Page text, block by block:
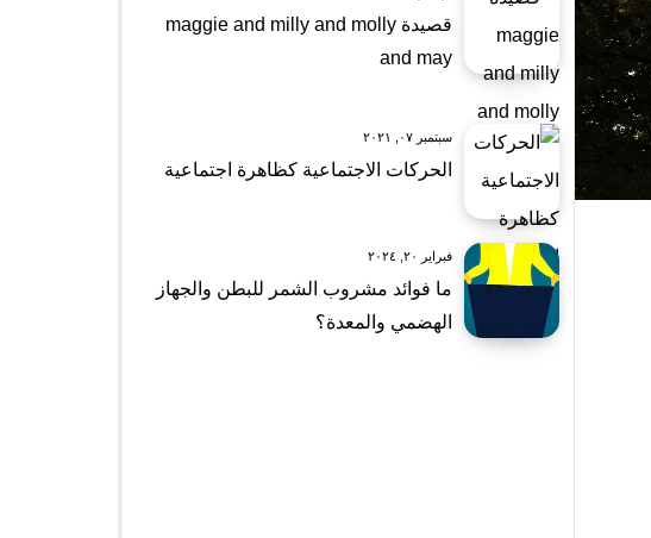
قصيدة maggie and milly and molly
and may
سبتمبر ٠٧, ٢٠٢١
الحركات الاجتماعية كظاهرة اجتماعية
فبراير ٢٠, ٢٠٢٤
ما فوائد مشروب الشمر للبطن والجهاز
الهضمي والمعدة؟